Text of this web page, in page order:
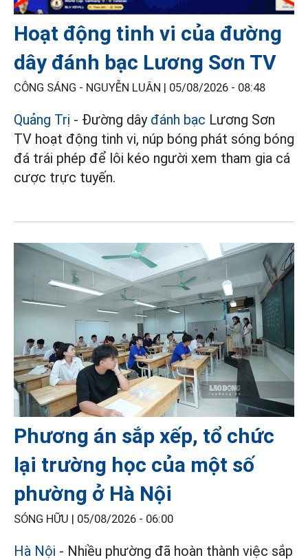
Hoạt động tinh vi của đường
dây đánh bạc Lương Sơn TV
CÔNG SÁNG - NGUYỄN LUÂN | 05/08/2026 - 08:48
Quảng Trị - Đường dây đánh bạc Lương Sơn
TV hoạt động tinh vi, núp bóng phát sóng bóng
đá trái phép để lôi kéo người xem tham gia cá
cược trực tuyến.
Phương án sắp xếp, tổ chức
lại trường học của một số
phường ở Hà Nội
SÓNG HỮU | 05/08/2026 - 06:00
Hà Nội - Nhiều phường đã hoàn thành việc sắp